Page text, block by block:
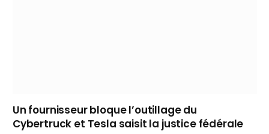
Un fournisseur bloque l’outillage du
Cybertruck et Tesla saisit la justice fédérale